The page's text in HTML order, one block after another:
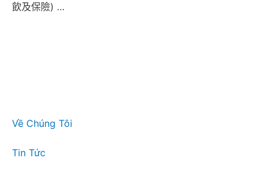
飲及保險) …
Về Chúng Tôi
Tin Tức